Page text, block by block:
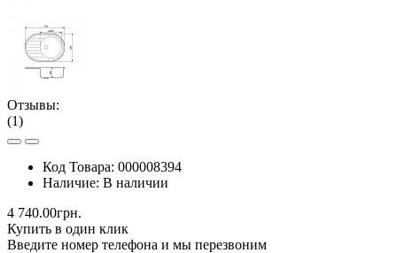
Отзывы:
(1)
Код Товара: 000008394
Наличие: В наличии
4 740.00грн.
Купить в один клик
Введите номер телефона и мы перезвоним